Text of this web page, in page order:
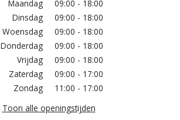
Maandag
09:00 - 18:00
Dinsdag
09:00 - 18:00
Woensdag
09:00 - 18:00
Donderdag
09:00 - 18:00
Vrijdag
09:00 - 18:00
Zaterdag
09:00 - 17:00
Zondag
11:00 - 17:00
Toon alle openingstijden